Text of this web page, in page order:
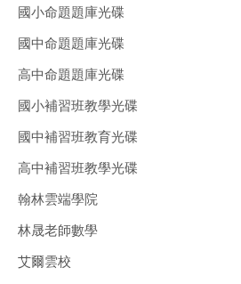
國小命題題庫光碟
國中命題題庫光碟
高中命題題庫光碟
國小補習班教學光碟
國中補習班教育光碟
高中補習班教學光碟
翰林雲端學院
林晟老師數學
艾爾雲校